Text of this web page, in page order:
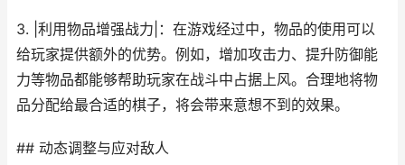
3. |利用物品增强战力|：在游戏经过中，物品的使用可以
给玩家提供额外的优势。例如，增加攻击力、提升防御能
力等物品都能够帮助玩家在战斗中占据上风。合理地将物
品分配给最合适的棋子，将会带来意想不到的效果。
## 动态调整与应对敌人